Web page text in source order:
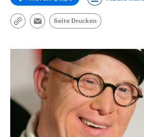
Link
Email
Seite Drucken